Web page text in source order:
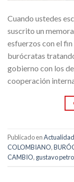
Cuando ustedes
suscrito un
esfuerzos con el
burócratas
gobierno con los
cooperación
Publicado enActualidad
COLOMBIANO,
CAMBIO, gustavo petro